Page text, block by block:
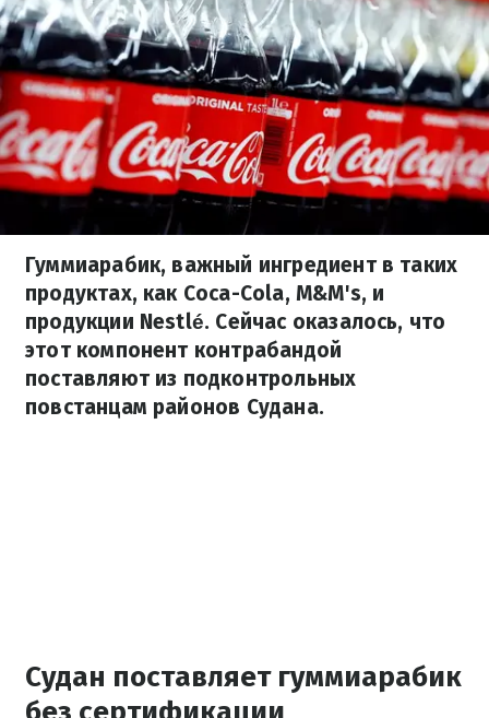
Гуммиарабик, важный ингредиент в таких
продуктах, как Coca-Cola, M&M's, и
продукции Nestlé. Сейчас оказалось, что
этот компонент контрабандой
поставляют из подконтрольных
повстанцам районов Судана.
Судан поставляет гуммиарабик